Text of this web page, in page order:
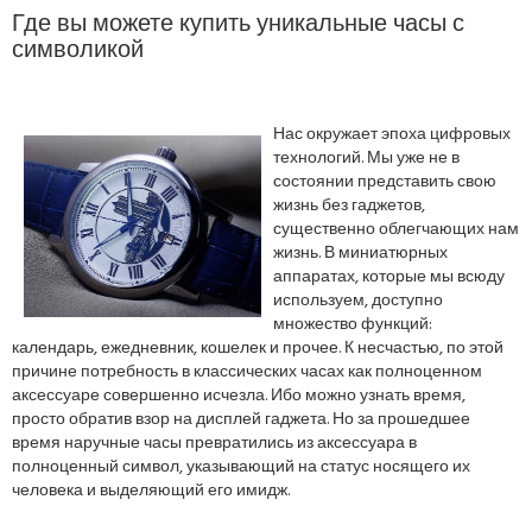
Где вы можете купить уникальные часы с
символикой
Нас окружает эпоха цифровых
технологий. Мы уже не в
состоянии представить свою
жизнь без гаджетов,
существенно облегчающих нам
жизнь. В миниатюрных
аппаратах, которые мы всюду
используем, доступно
множество функций:
календарь, ежедневник, кошелек и прочее. К несчастью, по этой
причине потребность в классических часах как полноценном
аксессуаре совершенно исчезла. Ибо можно узнать время,
просто обратив взор на дисплей гаджета. Но за прошедшее
время наручные часы превратились из аксессуара в
полноценный символ, указывающий на статус носящего их
человека и выделяющий его имидж.